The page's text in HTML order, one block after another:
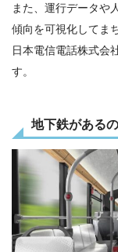
また、運行データや
傾向を可視化してま
日本電信電話株式会
す。
地下鉄がある